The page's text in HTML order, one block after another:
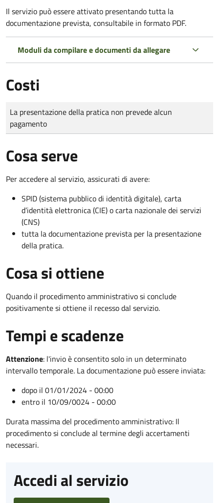
Il servizio può essere attivato presentando tutta la
documentazione prevista, consultabile in formato PDF.
Moduli da compilare e documenti da allegare
Costi
Tipo di pagamento
Importo
La presentazione della pratica non prevede alcun
pagamento
Cosa serve
Per accedere al servizio, assicurati di avere:
SPID (sistema pubblico di identità digitale), carta
d’identità elettronica (CIE) o carta nazionale dei servizi
(CNS)
tutta la documentazione prevista per la presentazione
della pratica.
Cosa si ottiene
Quando il procedimento amministrativo si conclude
positivamente si ottiene il recesso dal servizio.
Tempi e scadenze
Attenzione: l'invio è consentito solo in un determinato
intervallo temporale. La documentazione può essere inviata:
dopo il 01/01/2024 - 00:00
entro il 10/09/0024 - 00:00
Durata massima del procedimento amministrativo: Il
procedimento si conclude al termine degli accertamenti
necessari.
Accedi al servizio